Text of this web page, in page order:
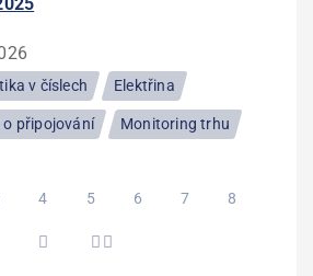
v číslech Elektřina
o připojování
Monitoring trhu
Stránka
4 Stránka
5 Stránka
6 Stránka
7 Stránka
8